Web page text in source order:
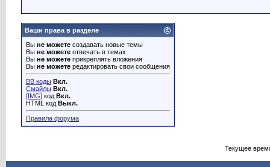
Ваши права в разделе
Вы не можете создавать новые темы
Вы не можете отвечать в темах
Вы не можете прикреплять вложения
Вы не можете редактировать свои сообщения
BB коды Вкл.
Смайлы Вкл.
[IMG] код Вкл.
HTML код Выкл.
Правила форума
Текущее